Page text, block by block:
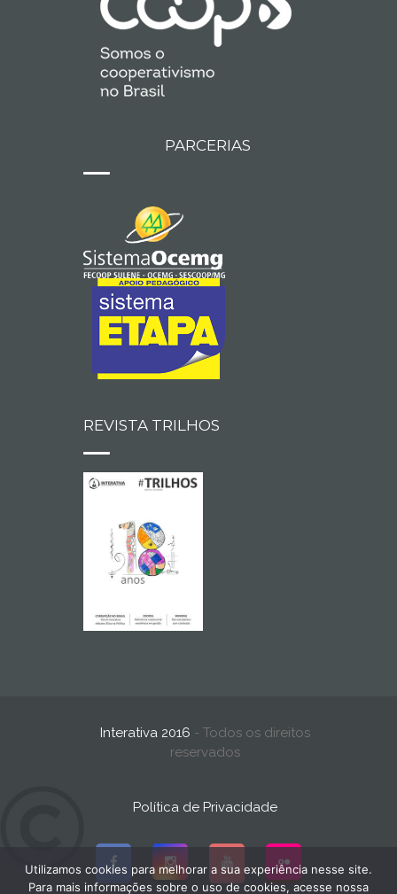
PARCERIAS
REVISTA TRILHOS
Interativa 2016 - Todos os direitos
reservados
Política de Privacidade
Utilizamos cookies para melhorar a sua experiência nesse site.
Para mais informações sobre o uso de cookies, acesse nossa